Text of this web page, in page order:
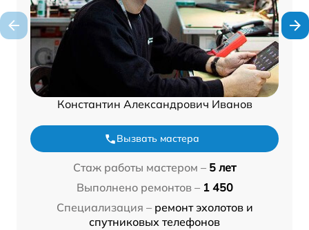
Константин Александрович Иванов
Вызвать мастера
Стаж работы мастером – 5 лет
Выполнено ремонтов – 1 450
Специализация – ремонт эхолотов и
спутниковых телефонов